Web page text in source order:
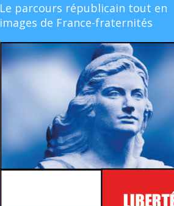
Le parcours républicain tout en
images de France-fraternités